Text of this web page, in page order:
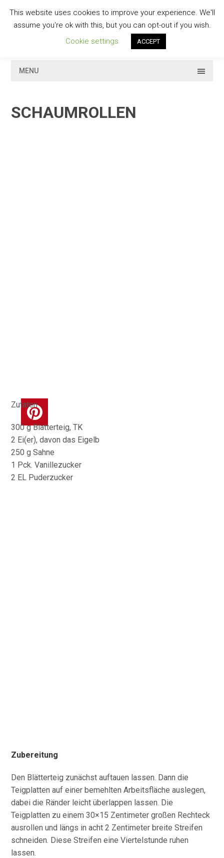
contentGESCHMACKVOLL
MENU
SCHAUMROLLEN
Zutaten
300 g Blätterteig, TK
2 Ei(er), davon das Eigelb
250 g Sahne
1 Pck. Vanillezucker
2 EL Puderzucker
Zubereitung
Den Blätterteig zunächst auftauen lassen. Dann die
Teigplatten auf einer bemehlten Arbeitsfläche auslegen,
dabei die Ränder leicht überlappen lassen. Die
Teigplatten zu einem 30×15 Zentimeter großen Rechteck
ausrollen und längs in acht 2 Zentimeter breite Streifen
schneiden. Diese Streifen eine Viertelstunde ruhen
lassen.
This website uses cookies to improve your experience. We'll
assume you're ok with this, but you can opt-out if you wish.
Cookie settings
ACCEPT